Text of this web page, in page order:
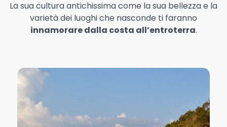
La sua cultura antichissima come la sua bellezza e la
varietà dei luoghi che nasconde ti faranno
innamorare dalla costa all’entroterra.